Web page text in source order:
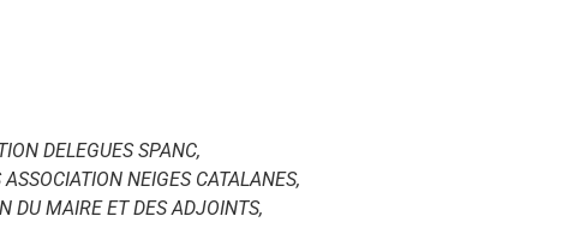
DELEGUES SPANC,
NEIGES CATALANES,
DU MAIRE ET DES ADJOINTS,